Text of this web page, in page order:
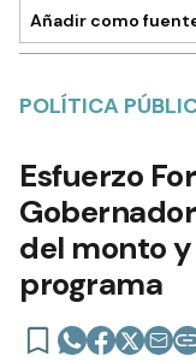
Añadir como
POLÍTICA
Esfuerzo
del monto
programa